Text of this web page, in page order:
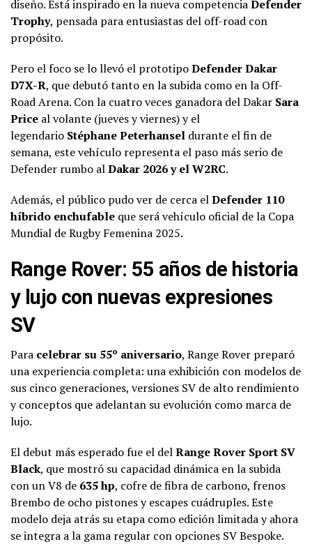
diseño. Está inspirado en la nueva competenciaDefender
Trophy, pensada para entusiastas del off-road con
propósito.
Pero el foco se lo llevó el prototipoDefender Dakar
D7X-R, que debutó tanto en la subida como en la Off-
Road Arena. Con la cuatro veces ganadora del Dakar Sara
Price al volante (jueves y viernes) y el
legendario Stéphane Peterhansel durante el fin de
semana, este vehículo representa el paso más serio de
Defender rumbo alDakar 2026 y el W2RC.
Además, el público pudo ver de cerca elDefender 110
híbrido enchufable que será vehículo oficial de la Copa
Mundial de Rugby Femenina 2025.
Range Rover: 55 años de historia
y lujo con nuevas expresiones
SV
Para celebrar su 55º aniversario, Range Rover preparó
una experiencia completa: una exhibición con modelos de
sus cinco generaciones, versiones SV de alto rendimiento
y conceptos que adelantan su evolución como marca de
lujo.
El debut más esperado fue el delRange Rover Sport SV
Black, que mostró su capacidad dinámica en la subida
con un V8 de 635 hp, cofre de fibra de carbono, frenos
Brembo de ocho pistones y escapes cuádruples. Este
modelo deja atrás su etapa como edición limitada y ahora
se integra a la gama regular con opciones SV Bespoke.